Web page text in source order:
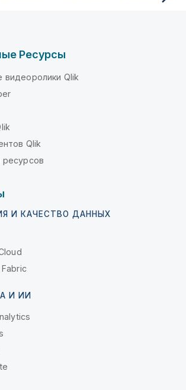
Ресурсы
видеоролики Qlik
Qlik
ресурсов
И КАЧЕСТВО ДАННЫХ
И ИИ